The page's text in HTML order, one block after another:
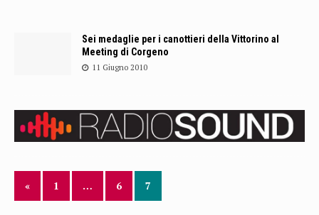
Sei medaglie per i canottieri della Vittorino al
Meeting di Corgeno
11 Giugno 2010
« 1 … 6 7